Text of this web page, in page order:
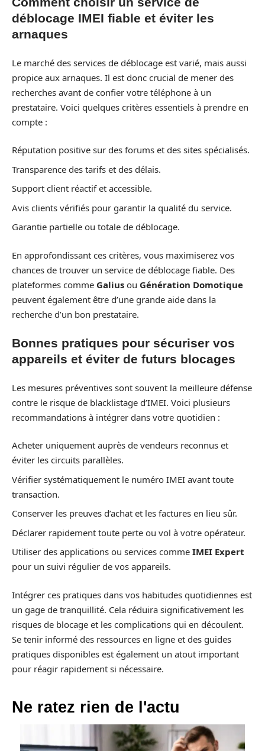
déblocage IMEI fiable et éviter les
arnaques
Le marché des services de déblocage est varié, mais aussi
propice aux arnaques. Il est donc crucial de mener des
recherches avant de confier votre téléphone à un
prestataire. Voici quelques critères essentiels à prendre en
compte :
Réputation positive sur des forums et des sites spécialisés.
Transparence des tarifs et des délais.
Support client réactif et accessible.
Avis clients vérifiés pour garantir la qualité du service.
Garantie partielle ou totale de déblocage.
En approfondissant ces critères, vous maximiserez vos
chances de trouver un service de déblocage fiable. Des
plateformes comme Galius ou Génération Domotique
peuvent également être d’une grande aide dans la
recherche d’un bon prestataire.
Bonnes pratiques pour sécuriser vos
appareils et éviter de futurs blocages
Les mesures préventives sont souvent la meilleure défense
contre le risque de blacklistage d’IMEI. Voici plusieurs
recommandations à intégrer dans votre quotidien :
Acheter uniquement auprès de vendeurs reconnus et
éviter les circuits parallèles.
Vérifier systématiquement le numéro IMEI avant toute
transaction.
Conserver les preuves d’achat et les factures en lieu sûr.
Déclarer rapidement toute perte ou vol à votre opérateur.
Utiliser des applications ou services comme IMEI Expert
pour un suivi régulier de vos appareils.
Intégrer ces pratiques dans vos habitudes quotidiennes est
un gage de tranquillité. Cela réduira significativement les
risques de blocage et les complications qui en découlent.
Se tenir informé des ressources en ligne et des guides
pratiques disponibles est également un atout important
pour réagir rapidement si nécessaire.
Ne ratez rien de l'actu